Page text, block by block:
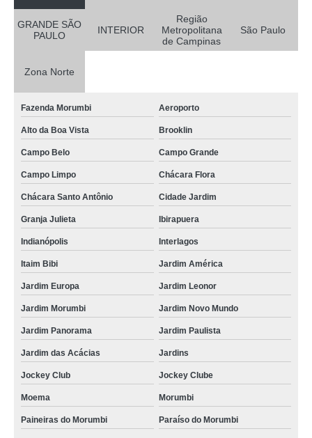
GRANDE SÃO
PAULO
INTERIOR
Região
Metropolitana
de Campinas
São Paulo
Zona Norte
Fazenda Morumbi Aeroporto
Alto da Boa Vista Brooklin
Campo Belo Campo Grande
Campo Limpo Chácara Flora
Chácara Santo Antônio Cidade Jardim
Granja Julieta Ibirapuera
Indianópolis Interlagos
Itaim Bibi Jardim América
Jardim Europa Jardim Leonor
Jardim Morumbi Jardim Novo Mundo
Jardim Panorama Jardim Paulista
Jardim das Acácias Jardins
Jockey Club Jockey Clube
Moema Morumbi
Paineiras do Morumbi Paraíso do Morumbi